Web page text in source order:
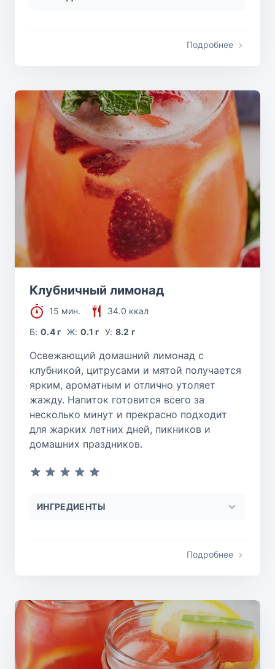
Подробнее
Клубничный лимонад
15 мин.
34.0 ккал
Б:0.4 г Ж: 0.1 г У: 8.2 г
Освежающий домашний лимонад с
клубникой, цитрусами и мятой получается
ярким, ароматным и отлично утоляет
жажду. Напиток готовится всего за
несколько минут и прекрасно подходит
для жарких летних дней, пикников и
домашних праздников.
ИНГРЕДИЕНТЫ
Подробнее